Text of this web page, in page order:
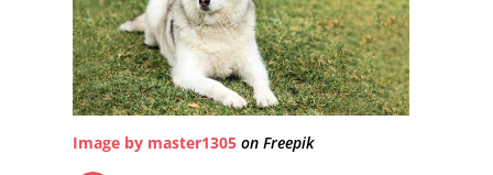
Image by master1305 on Freepik